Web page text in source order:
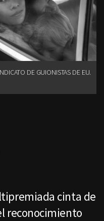
DE GUIONISTAS DE EU.
cinta de
reconocimiento